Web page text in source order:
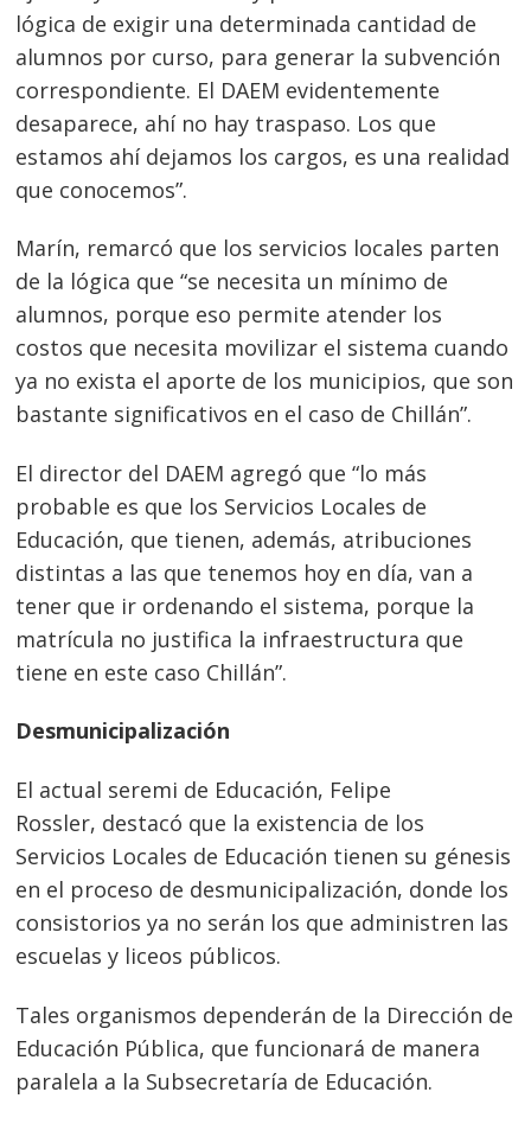
lógica de exigir una determinada cantidad de
alumnos por curso, para generar la subvención
correspondiente. El DAEM evidentemente
desaparece, ahí no hay traspaso. Los que
estamos ahí dejamos los cargos, es una realidad
que conocemos”.
Marín, remarcó que los servicios locales parten
de la lógica que “se necesita un mínimo de
alumnos, porque eso permite atender los
costos que necesita movilizar el sistema cuando
ya no exista el aporte de los municipios, que son
bastante significativos en el caso de Chillán”.
El director del DAEM agregó que “lo más
probable es que los Servicios Locales de
Educación, que tienen, además, atribuciones
distintas a las que tenemos hoy en día, van a
tener que ir ordenando el sistema, porque la
matrícula no justifica la infraestructura que
tiene en este caso Chillán”.
Desmunicipalización
El actual seremi de Educación, Felipe
Rossler, destacó que la existencia de los
Servicios Locales de Educación tienen su génesis
en el proceso de desmunicipalización, donde los
consistorios ya no serán los que administren las
escuelas y liceos públicos.
Tales organismos dependerán de la Dirección de
Educación Pública, que funcionará de manera
paralela a la Subsecretaría de Educación.
entradas